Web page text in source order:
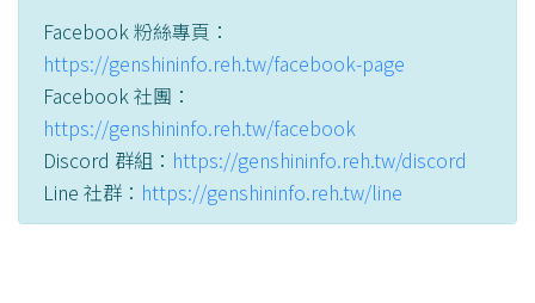
Facebook 粉絲專頁：
https://genshininfo.reh.tw/facebook-page
Facebook 社團：
https://genshininfo.reh.tw/facebook
Discord 群組： https://genshininfo.reh.tw/discord
Line 社群： https://genshininfo.reh.tw/line